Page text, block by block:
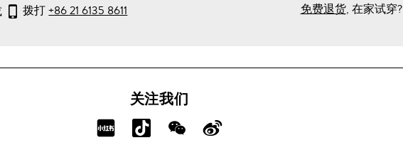
拨打+86 21 6135 8611 免费退货, 在家试穿?
关注我们
分
分
分
分